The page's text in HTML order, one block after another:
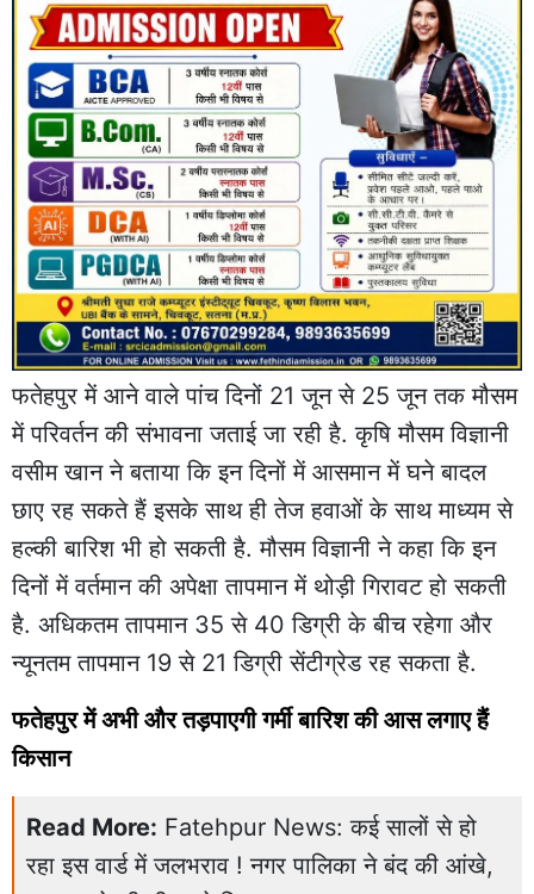
फतेहपुर में आने वाले पांच दिनों 21 जून से 25 जून तक मौसम
में परिवर्तन की संभावना जताई जा रही है. कृषि मौसम विज्ञानी
वसीम खान ने बताया कि इन दिनों में आसमान में घने बादल
छाए रह सकते हैं इसके साथ ही तेज हवाओं के साथ माध्यम से
हल्की बारिश भी हो सकती है. मौसम विज्ञानी ने कहा कि इन
दिनों में वर्तमान की अपेक्षा तापमान में थोड़ी गिरावट हो सकती
है. अधिकतम तापमान 35 से 40 डिग्री के बीच रहेगा और
न्यूनतम तापमान 19 से 21 डिग्री सेंटीग्रेड रह सकता है.
फतेहपुर में अभी और तड़पाएगी गर्मी बारिश की आस लगाए हैं
किसान
Read More: Fatehpur News: कई सालों से हो
रहा इस वार्ड में जलभराव ! नगर पालिका ने बंद की आंखे,